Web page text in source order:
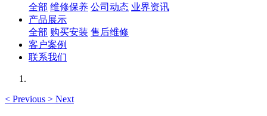
全部 维修保养 公司动态 业界资讯
产品展示
全部 购买安装 售后维修
客户案例
联系我们
< Previous > Next